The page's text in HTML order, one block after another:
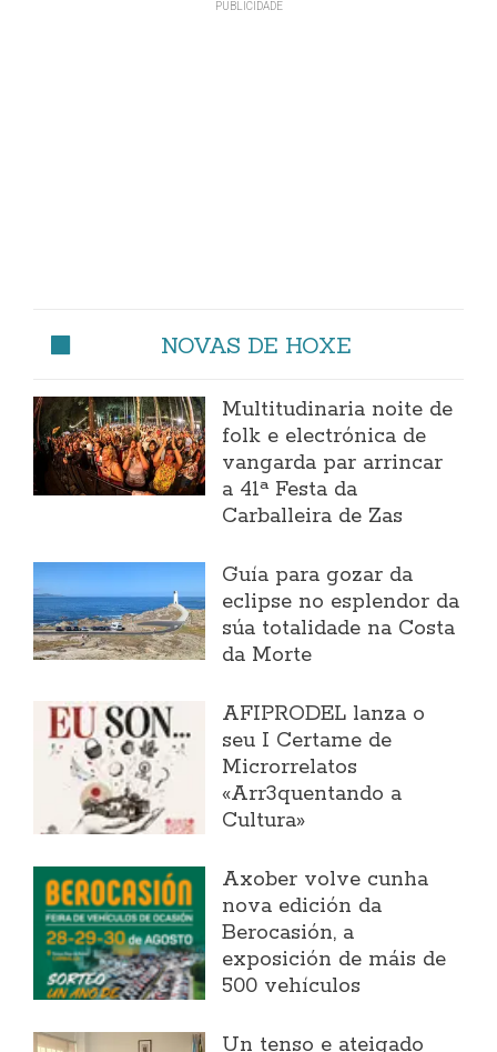
NOVAS DE HOXE
Multitudinaria noite de
folk e electrónica de
vangarda par arrincar
a 41ª Festa da
Carballeira de Zas
Guía para gozar da
eclipse no esplendor da
súa totalidade na Costa
da Morte
AFIPRODEL lanza o
seu I Certame de
Microrrelatos
«Arr3quentando a
Cultura»
Axober volve cunha
nova edición da
Berocasión, a
exposición de máis de
500 vehículos
Un tenso e ateigado